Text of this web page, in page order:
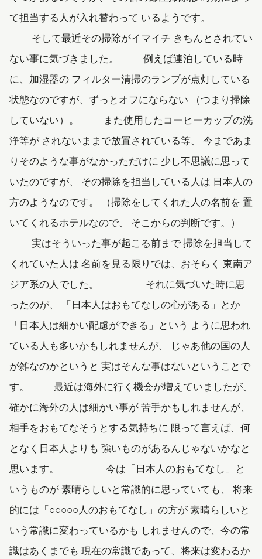
て担当する人が入れ替わって いるようです。
そして最近その掃除がイマイチ きちんとされてい
ない事に気づきました。 例えば連泊している時
に、加湿器の フィルター清掃のランプが点灯している
状態なのですが、ずっとオフにならない （つまり掃除
していない）。 また使用したコーヒーカップの洗
浄等が されないままで放置されている等、 今まであま
りそのような事がなかっただけに 少し不思議に思って
いたのですが、 その掃除を担当している人は 日本人の
方のようなのです。 （掃除をしてくれた人の名前を 置
いてくれるホテルなので、 そこからの判断です。）
実はそういった事が起こる前まで 掃除を担当して
くれていた人は 名前を見る限りでは、おそらく 東南ア
ジア系の人でした。 それに気づいた時に思
ったのが、 「日本人はおもてなしの心がある」とか
「日本人は細かい配慮ができる」という ように思われ
ている人も多いかもしれませんが、 じゃあ他の国の人
が雑なのかというと 実はそんな事はないということで
す。 最近は海外に行く機会が増えていましたが、
確かに海外の人は細かい事が 苦手かもしれませんが、
相手をおもてなそうとする気持ちに 限って言えば、何
となく日本人よりも 強いものがあるんじゃないかなと
思います。 今は「日本人のおもてなし」と
いうものが 素晴らしいと常識的に思っていても、 将来
的には「○○○○○人のおもてなし」の方が 素晴らしいと
いう常識に変わっているかも しれませんので、今の常
識はあくまでも 現在の常識であって、将来は変わるか